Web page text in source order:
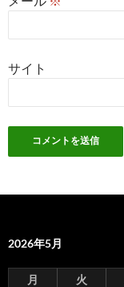
サイト
2026年5月
月 火